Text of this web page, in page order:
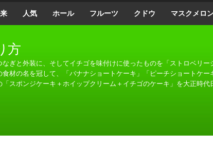
人気 ホール フルーツ クドウ マスクメロ
方
ぎと外装に、そしてイチゴを味付けに使ったものを「ストロベリ
材の名を冠して、「バナナショートケーキ」「ピーチショートケ
スポンジケーキ＋ホイップクリーム＋イチゴのケーキ」を大正時